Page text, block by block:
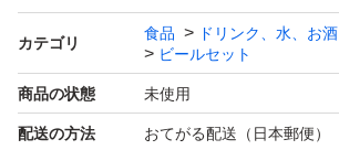
・2026.03 贅沢搾り みかん 350ml
カテゴリ
食品 ドリンク、水、お酒
ビールセット
商品の状態 未使用
配送の方法 おてがる配送（日本郵便）